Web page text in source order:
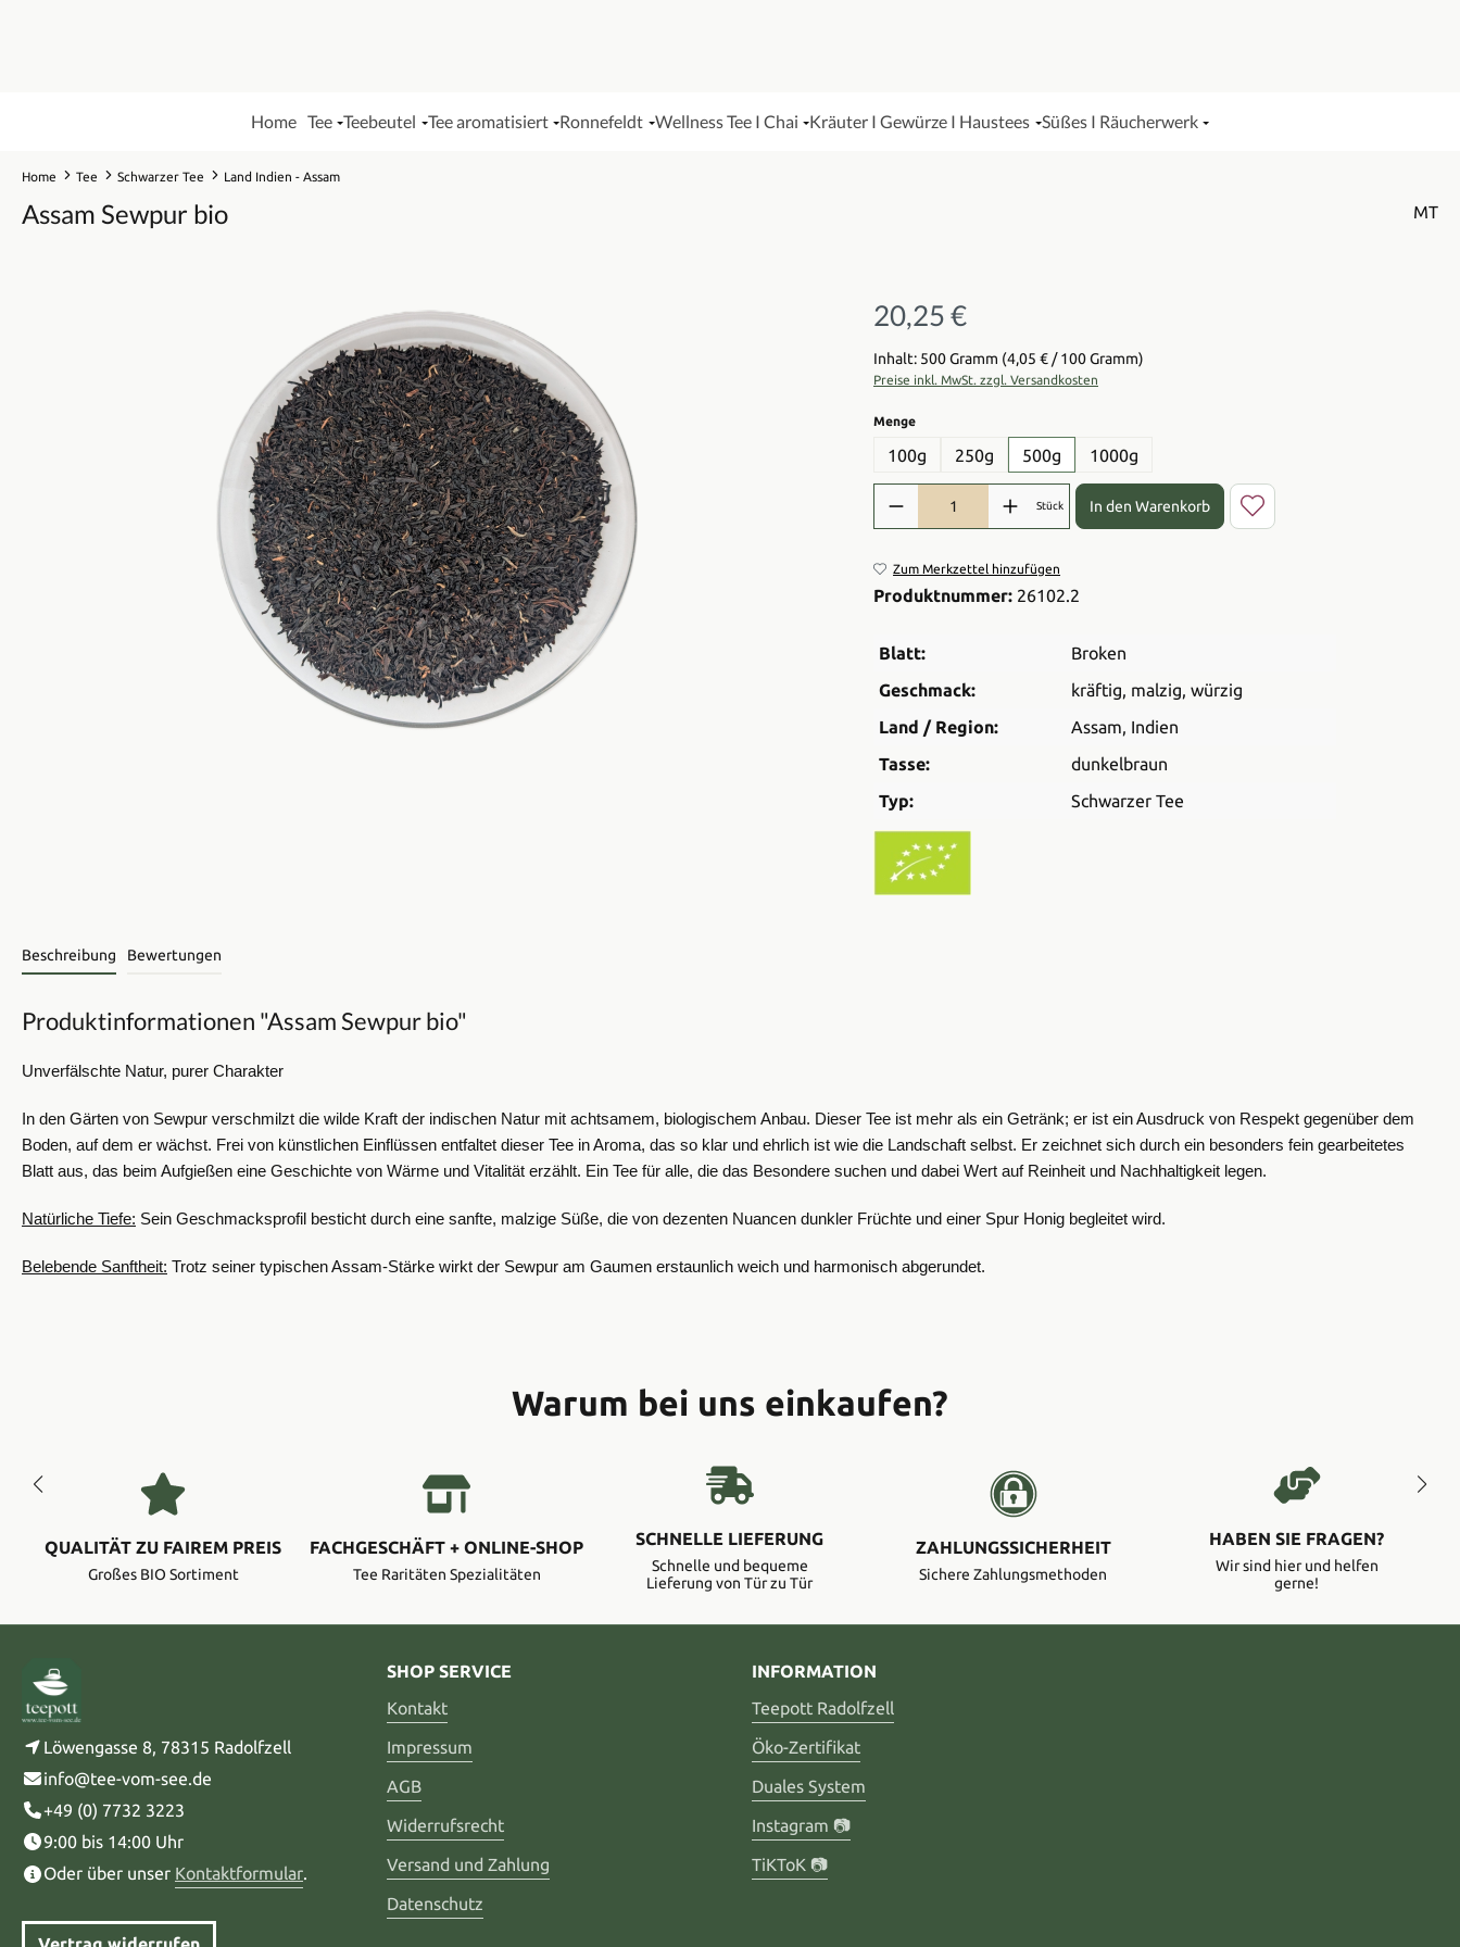
Home Tee Teebeutel Tee aromatisiert Ronnefeldt Wellness Tee I Chai Kräuter I Gewürze I Haustees Süßes I Räucherwerk
Home Tee Schwarzer Tee Land Indien - Assam
Assam Sewpur bio MT
Regulärer Preis:
20,25 €
Inhalt: 500 Gramm (4,05 € / 100 Gramm)
Preise inkl. MwSt. zzgl. Versandkosten
Mengeauswählen
100g 250g 500g 1000g
Produkt Anzahl: Gib den gewünschten Wert ein oder benutze die
Stück In den Warenkorb
Zum Merkzettel hinzufügen
Produktnummer: 26102.2
Blatt:
Broken
Geschmack:
kräftig, malzig, würzig
Land / Region:
Assam, Indien
Tasse:
dunkelbraun
Typ:
Schwarzer Tee
Beschreibung Bewertungen
Produktinformationen "Assam Sewpur bio"
Unverfälschte Natur, purer Charakter
In den Gärten von Sewpur verschmilzt die wilde Kraft der indischen Natur mit achtsamem, biologischem Anbau. Dieser Tee ist mehr als ein Getränk; er ist ein Ausdruck von Respekt gegenüber dem
Boden, auf dem er wächst. Frei von künstlichen Einflüssen entfaltet dieser Tee in Aroma, das so klar und ehrlich ist wie die Landschaft selbst. Er zeichnet sich durch ein besonders fein gearbeitetes
Blatt aus, das beim Aufgießen eine Geschichte von Wärme und Vitalität erzählt. Ein Tee für alle, die das Besondere suchen und dabei Wert auf Reinheit und Nachhaltigkeit legen.
Natürliche Tiefe: Sein Geschmacksprofil besticht durch eine sanfte, malzige Süße, die von dezenten Nuancen dunkler Früchte und einer Spur Honig begleitet wird.
Belebende Sanftheit: Trotz seiner typischen Assam-Stärke wirkt der Sewpur am Gaumen erstaunlich weich und harmonisch abgerundet.
Warum bei uns einkaufen?
QUALITÄT ZU FAIREM PREIS
Großes BIO Sortiment
FACHGESCHÄFT + ONLINE-SHOP
Tee Raritäten Spezialitäten
SCHNELLE LIEFERUNG
Schnelle und bequeme
Lieferung von Tür zu Tür
ZAHLUNGSSICHERHEIT
Sichere Zahlungsmethoden
HABEN SIE FRAGEN?
Wir sind hier und helfen
gerne!
Löwengasse 8, 78315 Radolfzell
info@tee-vom-see.de
+49 (0) 7732 3223
9:00 bis 14:00 Uhr
Oder über unser Kontaktformular.
SHOP SERVICE
Kontakt
Impressum
AGB
Widerrufsrecht
Versand und Zahlung
Datenschutz
INFORMATION
Teepott Radolfzell
Öko-Zertifikat
Duales System
Instagram 📷
TiKToK 📷